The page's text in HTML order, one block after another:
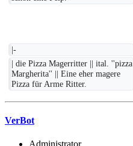
|-
| die Pizza Magerritter || ital. ''pizza
Margherita'' || Eine eher magere
Pizza für Arme Ritter.
VerBot